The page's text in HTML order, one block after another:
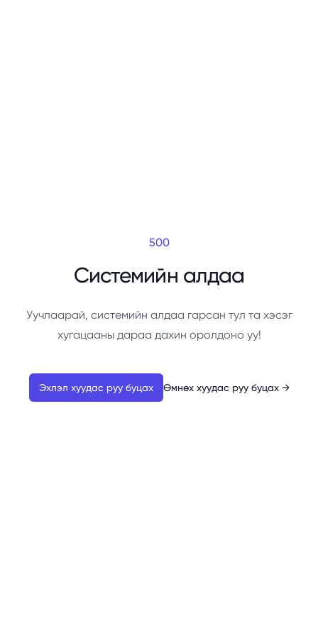
500
Системийн алдаа
Уучлаарай, системийн алдаа гарсан тул та хэсэг
хугацааны дараа дахин оролдоно уу!
Эхлэл хуудас руу буцах Өмнөх хуудас руу буцах →